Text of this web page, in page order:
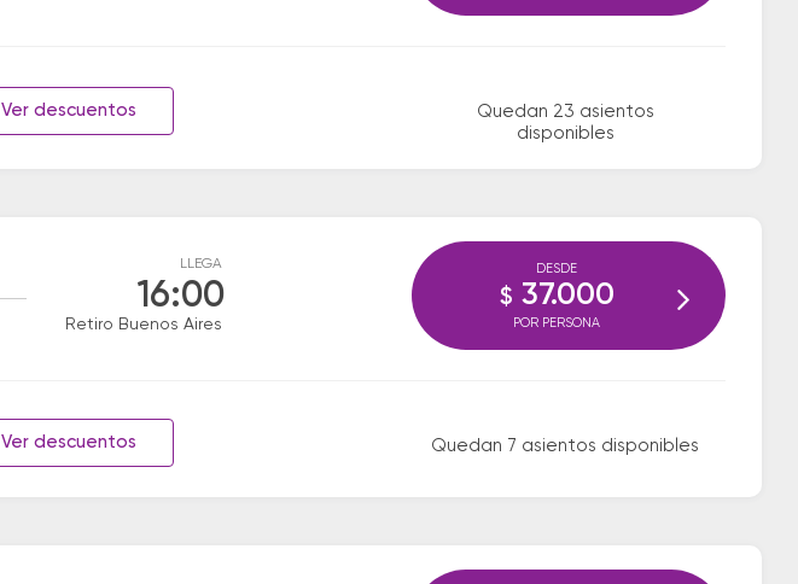
Ver descuentos
Quedan 23 asientos
disponibles
LLEGA
16:00
Retiro Buenos Aires
Ver descuentos Quedan 7 asientos disponibles
DESDE
$ 37.000
POR PERSONA